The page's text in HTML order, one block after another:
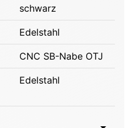
schwarz
Edelstahl
CNC SB-Nabe OTJ
Edelstahl